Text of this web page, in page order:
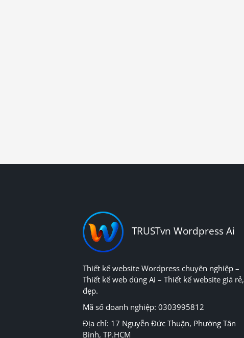
TRUSTvn Wordpress Ai
Thiết kế website Wordpress chuyên nghiệp –
Thiết kế web dùng Ai – Thiết kế website giá rẻ,
đẹp.
Mã số doanh nghiệp: 0303995812
Địa chỉ: 17 Nguyễn Đức Thuận, Phường Tân
Bình, TP.HCM